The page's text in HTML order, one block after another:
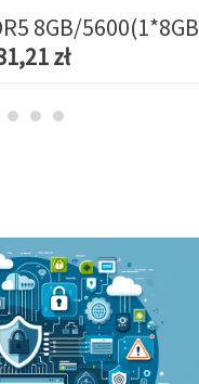
8GB/
zł